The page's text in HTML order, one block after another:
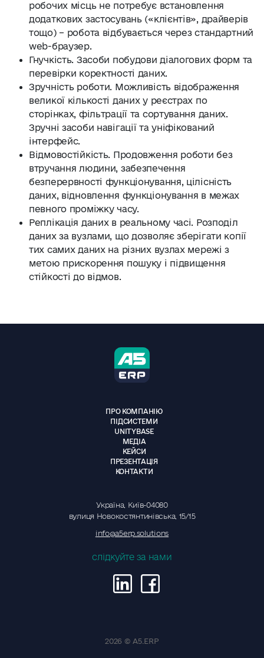
робочих місць не потребує встановлення
додаткових застосувань («клієнтів», драйверів
тощо) – робота відбувається через стандартний
web-браузер.
Гнучкість. Засоби побудови діалогових форм та
перевірки коректності даних.
Зручність роботи. Можливість відображення
великої кількості даних у реєстрах по
сторінках, фільтрації та сортування даних.
Зручні засоби навігації та уніфікований
інтерфейс.
Відмовостійкість. Продовження роботи без
втручання людини, забезпечення
безперервності функціонування, цілісність
даних, відновлення функціонування в межах
певного проміжку часу.
Реплікація даних в реальному часі. Розподіл
даних за вузлами, що дозволяє зберігати копії
тих самих даних на різних вузлах мережі з
метою прискорення пошуку і підвищення
стійкості до відмов.
ПРО КОМПАНІЮ
ПІДСИСТЕМИ
UNITYBASE
МЕДІА
КЕЙСИ
ПРЕЗЕНТАЦІЯ
КОНТАКТИ
Україна, Київ-04080
вулиця Новокостянтинівська, 15/15
info@a5erp.solutions
слідкуйте за нами
2026 © A5.ERP